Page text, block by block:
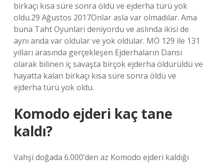
birkaçı kısa süre sonra öldü ve ejderha türü yok
oldu.29 Ağustos 2017Onlar asla var olmadılar. Ama
buna Taht Oyunları deniyordu ve aslında ikisi de
aynı anda var oldular ve yok oldular. MÖ 129 ile 131
yılları arasında gerçekleşen Ejderhaların Dansı
olarak bilinen iç savaşta birçok ejderha öldürüldü ve
hayatta kalan birkaçı kısa süre sonra öldü ve
ejderha türü yok oldu.
Komodo ejderi kaç tane
kaldı?
Vahşi doğada 6.000’den az Komodo ejderi kaldığı